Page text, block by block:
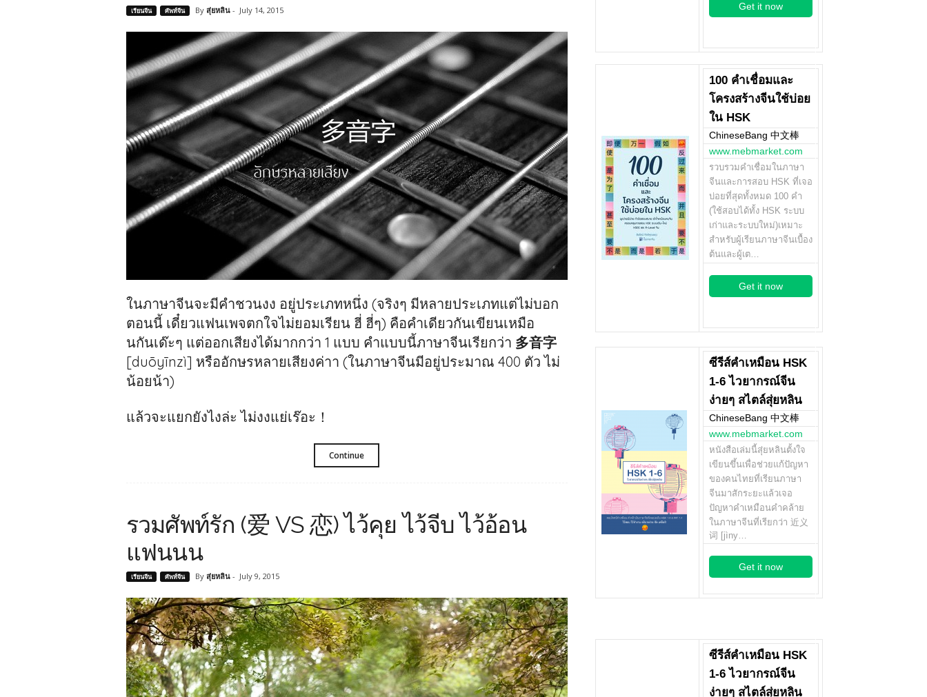
เรียนจีน ศัพท์จีน By สุ่ยหลิน- July 14, 2015
ในภาษาจีนจะมีคำชวนงง อยู่ประเภทหนึ่ง (จริงๆ มีหลายประเภทแต่ไม่บอก
ตอนนี้ เดี๋ยวแฟนเพจตกใจไม่ยอมเรียน ฮี่ ฮี่ๆ) คือคำเดียวกันเขียนเหมือ
นกันเด๊ะๆ แต่ออกเสียงได้มากกว่า 1 แบบ คำแบบนี้ภาษาจีนเรียกว่า 多音字
[duōyīnzì] หรืออักษรหลายเสียงค่าา (ในภาษาจีนมีอยู่ประมาณ 400 ตัว ไม่
น้อยน้า)
แล้วจะแยกยังไงล่ะ ไม่งงแย่เร๊อะ！
Continue
รวมศัพท์รัก (爱 VS 恋) ไว้คุย ไว้จีบ ไว้อ้อน
แฟนนน
เรียนจีน ศัพท์จีน By สุ่ยหลิน- July 9, 2015
Get it now
100 คำเชื่อมและ
โครงสร้างจีนใช้บ่อย
ใน HSK
ChineseBang 中文棒
www.mebmarket.com
รวบรวมคำเชื่อมในภาษา
จีนและการสอบ HSK ที่เจอ
บ่อยที่สุดทั้งหมด 100 คำ
(ใช้สอบได้ทั้ง HSK ระบบ
เก่าและระบบใหม่)เหมาะ
สำหรับผู้เรียนภาษาจีนเบื้อง
ต้นและผู้เต…
Get it now
ซีรีส์คำเหมือน HSK
1-6 ไวยากรณ์จีน
ง่ายๆ สไตล์สุ่ยหลิน
ChineseBang 中文棒
www.mebmarket.com
หนังสือเล่มนี้สุ่ยหลินตั้งใจ
เขียนขึ้นเพื่อช่วยแก้ปัญหา
ของคนไทยที่เรียนภาษา
จีนมาสักระยะแล้วเจอ
ปัญหาคำเหมือนคำคล้าย
ในภาษาจีนที่เรียกว่า 近义
词 [jìny…
Get it now
ซีรีส์คำเหมือน HSK
1-6 ไวยากรณ์จีน
ง่ายๆ สไตล์สุ่ยหลิน